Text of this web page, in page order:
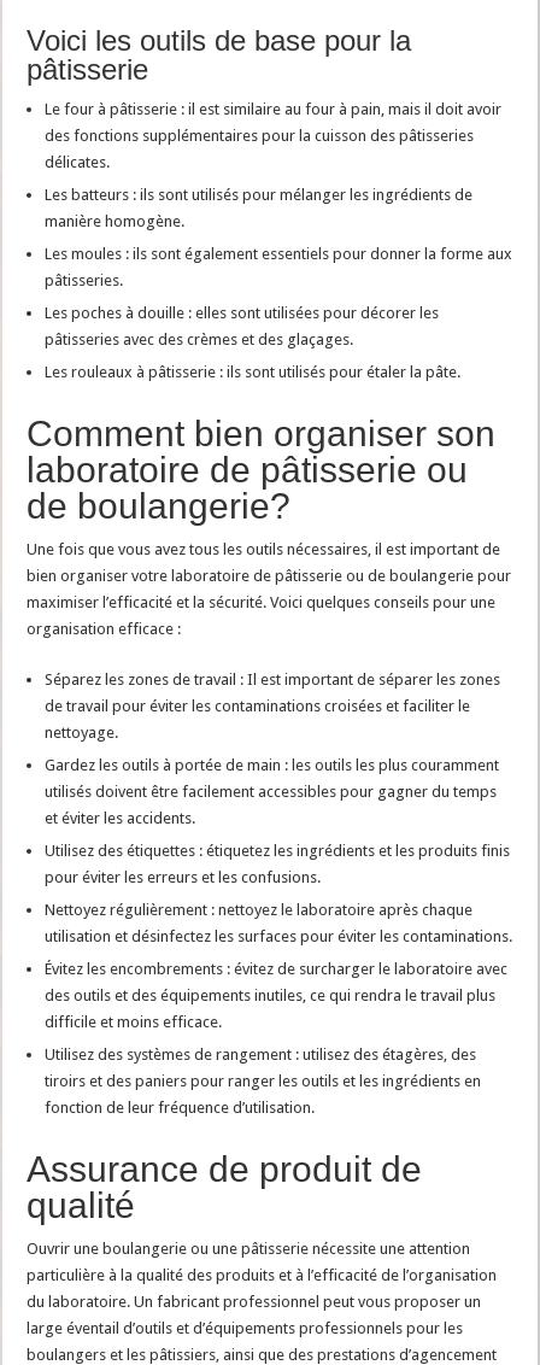
Voici les outils de base pour la
pâtisserie
Le four à pâtisserie : il est similaire au four à pain, mais il doit avoir
des fonctions supplémentaires pour la cuisson des pâtisseries
délicates.
Les batteurs : ils sont utilisés pour mélanger les ingrédients de
manière homogène.
Les moules : ils sont également essentiels pour donner la forme aux
pâtisseries.
Les poches à douille : elles sont utilisées pour décorer les
pâtisseries avec des crèmes et des glaçages.
Les rouleaux à pâtisserie : ils sont utilisés pour étaler la pâte.
Comment bien organiser son
laboratoire de pâtisserie ou
de boulangerie?
Une fois que vous avez tous les outils nécessaires, il est important de
bien organiser votre laboratoire de pâtisserie ou de boulangerie pour
maximiser l’efficacité et la sécurité. Voici quelques conseils pour une
organisation efficace :
Séparez les zones de travail : Il est important de séparer les zones
de travail pour éviter les contaminations croisées et faciliter le
nettoyage.
Gardez les outils à portée de main : les outils les plus couramment
utilisés doivent être facilement accessibles pour gagner du temps
et éviter les accidents.
Utilisez des étiquettes : étiquetez les ingrédients et les produits finis
pour éviter les erreurs et les confusions.
Nettoyez régulièrement : nettoyez le laboratoire après chaque
utilisation et désinfectez les surfaces pour éviter les contaminations.
Évitez les encombrements : évitez de surcharger le laboratoire avec
des outils et des équipements inutiles, ce qui rendra le travail plus
difficile et moins efficace.
Utilisez des systèmes de rangement : utilisez des étagères, des
tiroirs et des paniers pour ranger les outils et les ingrédients en
fonction de leur fréquence d’utilisation.
Assurance de produit de
qualité
Ouvrir une boulangerie ou une pâtisserie nécessite une attention
particulière à la qualité des produits et à l’efficacité de l’organisation
du laboratoire. Un fabricant professionnel peut vous proposer un
large éventail d’outils et d’équipements professionnels pour les
boulangers et les pâtissiers, ainsi que des prestations d’agencement